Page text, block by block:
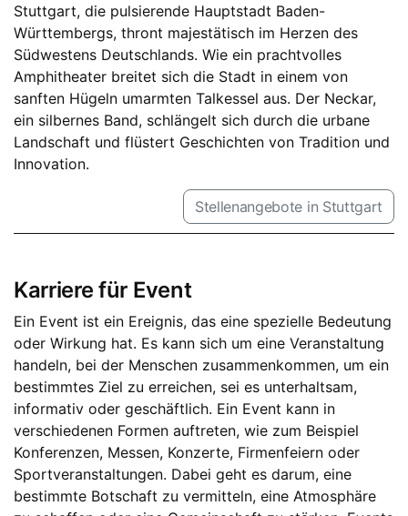
Stuttgart, die pulsierende Hauptstadt Baden-
Württembergs, thront majestätisch im Herzen des
Südwestens Deutschlands. Wie ein prachtvolles
Amphitheater breitet sich die Stadt in einem von
sanften Hügeln umarmten Talkessel aus. Der Neckar,
ein silbernes Band, schlängelt sich durch die urbane
Landschaft und flüstert Geschichten von Tradition und
Innovation.
Stellenangebote in Stuttgart
Karriere für Event
Ein Event ist ein Ereignis, das eine spezielle Bedeutung
oder Wirkung hat. Es kann sich um eine Veranstaltung
handeln, bei der Menschen zusammenkommen, um ein
bestimmtes Ziel zu erreichen, sei es unterhaltsam,
informativ oder geschäftlich. Ein Event kann in
verschiedenen Formen auftreten, wie zum Beispiel
Konferenzen, Messen, Konzerte, Firmenfeiern oder
Sportveranstaltungen. Dabei geht es darum, eine
bestimmte Botschaft zu vermitteln, eine Atmosphäre